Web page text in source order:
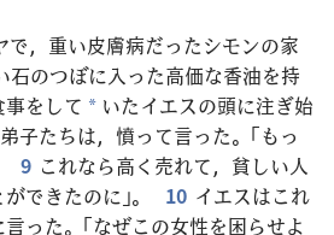
で，重い皮膚病だったシモンの家
石のつぼに入った高価な香油を持
をして * いたイエスの頭に注ぎ始
子たちは，憤って言った。「もっ
9 これなら高く売れて，貧しい人
できたのに」。
10 イエスはこれ
った。「なぜこの女性を困らせよ